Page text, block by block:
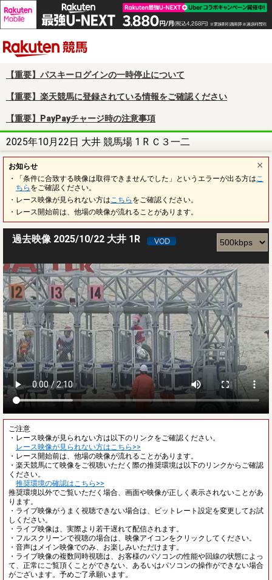
【重要】パスキーログインの一時停止について
【重要】楽天競馬に登録されている情報をご確認ください
【重要】PayPayチャージ時の注意事項
2025年10月22日 大井 競馬場 1 R Ｃ３一二
お知らせ
・「条件に合致する映像は取得できませんでした」というエラーが出る方は こ
ちら をご確認ください。
・レース映像が見られない方は こちら をご確認ください。
・レース開始前は、他場の映像が流れることがあります。
過去映像 2025/10/22 大井 1R
ご注意
・レース映像が見られない方は以下のリンクをご確認ください。
レース映像が見られない方はこちら>>
・レース開始前は、他場の映像が流れることがあります。
・楽天競馬にて映像をご視聴いただく際の推奨環境は以下のリンクからご確認
ください。
推奨環境の確認はこちら>>
推奨環境以外でご覧いただく場合、画面や映像が正しく表示されないことがあ
ります。
・ライブ映像がうまく視聴できない場合は、ビットレート設定を変更してお試
しください。
・ライブ映像は、実際より若干遅れて配信されます。
・フルスクリーンで視聴の場合は、映像アイコンをクリックしてください。
・音声はメイン映像でのみ、お楽しみいただけます。
・ライブ映像の複数同時視聴は、お客様のパソコンの性能や回線の状態によっ
て、正常にご覧頂くことができない、あるいはパソコンの操作ができない場合
がございます。予めご了承願います。